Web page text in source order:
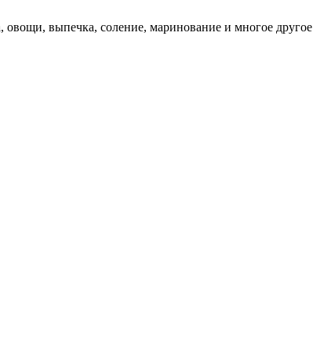
выпечка, соление, маринование и многое другое